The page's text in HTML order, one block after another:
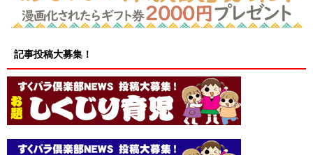
記事投稿大募集！